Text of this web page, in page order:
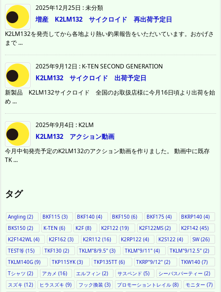
2025年12月25日 :未分類
増産 K2LM132 サイクロイド 再出荷予定日
K2LM132を発売してから各地より熱い釣果報告をいただいています。おかげさ
まで ...
2025年9月12日 : K-TEN SECOND GENERATION
K2LM132 サイクロイド 出荷予定日
新製品 K2LM132サイクロイド 全国のお取扱店様に今月16日頃より出荷を始
め ...
2025年9月4日 : K2LM
K2LM132 アクション動画
今月中旬発売予定のK2LM132のアクション動画を作りました。 動画中に既存
TK ...
タグ
Angling (2) BKF115 (3) BKF140 (4) BKF150(6) BKF175(4) BKRP140(4)
BKS150 (2) K-TEN (6) K2F(8) K2F122 (19) K2F122MS (2) K2F142 (45)
K2F142WL (4) K2F162 (3) K2R112 (16) K2RP122(4) K2S122(4) SW(26)
TEST等 (15) TKF130(2) TKLM"8/9.5"(3) TKLM"9/11" (4) TKLM"9/12.5" (2)
TKLM140G (9) TKP115YK(3) TKP135TT (6) TKRP"9/12"(2) TKW140 (7)
Tシャツ (2) アカメ (16) エルフィン (2) サスペンド (5) シーバスパーティー (2)
スズキ (12) ヒラスズキ (9) フック換装(3) プロモーショントレイル (8) モニター (7)